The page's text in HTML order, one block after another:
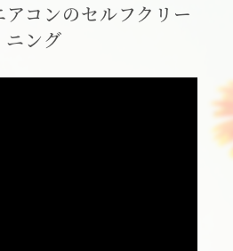
コンのセルフクリー
ニング